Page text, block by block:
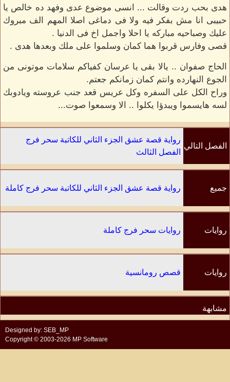
هدى بحب ردت وقالت ... انسى موضوع عدى وفهد ده خالص يا
حبيبى انا مش بفكر فيه ولا فى دماغى اصلا المهم الف مبروك
عليك وصباحيه مباركه يا احلا واجمل اخ فى الدنيا .
قصى وفارس قربوا هما كمان وسلموا على ملك وبعدها هدى .
الحاج صفوان .. يالا بقى يا عرسان كفياكم سلامات موتونى من
الجوع النهارده وانتم كمان زمانكم جعتم.
وراح الكل على السفره وكل عريس قعد جنب عروسته ويادوبك
لسه هايسموا ويبدؤا يكلوا .. الا وسمعوا صوت...
الفصل التالي
رواية قصة عشق الجزء الثاني للكاتبة سحر فرج
الفصل الثالث
جميع رواية قصة عشق الجزء الثاني للكاتبة سحر فرج كاملة
روايات روايات سحر فرج كاملة
روايات
مشابهة
قصص رومانسية
Designed by: SEB_MP
Copyright © 2003-2026 MP Software